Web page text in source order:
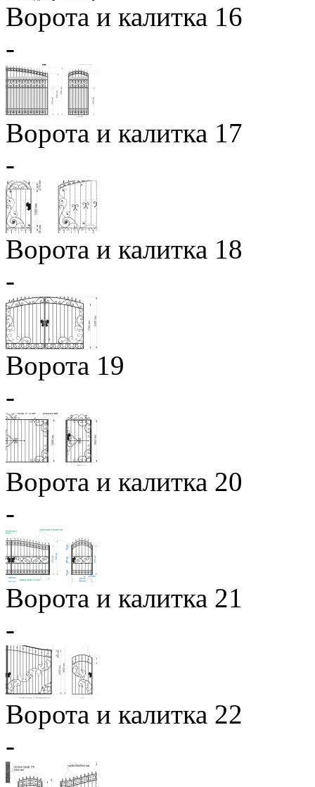
Ворота и калитка 16
-
Ворота и калитка 17
-
Ворота и калитка 18
-
Ворота 19
-
Ворота и калитка 20
-
Ворота и калитка 21
-
Ворота и калитка 22
-